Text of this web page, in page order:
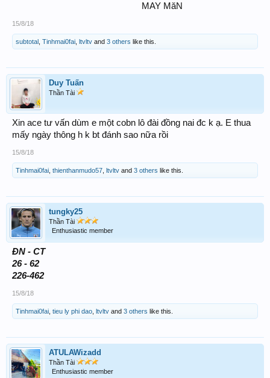
MAY MăN​
15/8/18
subtotal Tinhmai0fai ltvltv and 3 others like this.
Duy Tuấn
Thần Tài
Xin ace tư vấn dùm e một cobn lô đài đồng nai đc k ạ. E thua
mấy ngày thông h k bt đánh sao nữa rồi
15/8/18
Tinhmai0fai thienthanmudo57 ltvltv and 3 others like this.
tungky25
Thần Tài
Enthusiastic member
ĐN - CT
26 - 62
226-462
15/8/18
Tinhmai0fai tieu ly phi dao ltvltv and 3 others like this.
ATULAWizadd
Thần Tài
Enthusiastic member